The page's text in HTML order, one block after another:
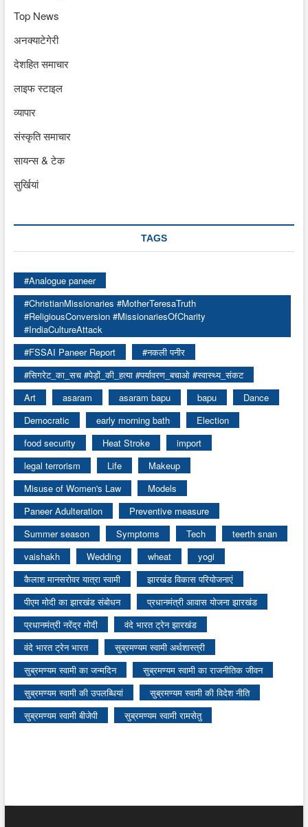
Top News
अनक्याटेगेरी
देशहित समाचार
लाइफ स्टाइल
व्यापार
संस्कृति समाचार
सायन्स & टेक
सुर्खियां
TAGS
#Analogue paneer
#ChristianMissionaries #MotherTeresaTruth
#ReligiousConversion #MissionariesOfCharity
#IndiaCultureAttack
#FSSAI Paneer Report
#नकली पनीर
#सिगरेट_का_सच #पेड़ों_की_हत्या #पर्यावरण_बचाओ #स्वास्थ्य_संकट
Art
asaram asaram bapu bapu
Dance
Democratic
early morning bath
Election
food security
Heat Stroke
import
legal terrorism
Life
Makeup
Misuse of Women's Law
Models
Paneer Adulteration
Preventive measure
Summer season
Symptoms Tech
teerth snan
vaishakh
Wedding wheat
yogi
कैलाश मानसरोवर यात्रा स्वामी
झारखंड विकास परियोजनाएं
पीएम मोदी का झारखंड संबोधन
प्रधानमंत्री आवास योजना झारखंड
प्रधानमंत्री नरेंद्र मोदी
वंदे भारत ट्रेन झारखंड
वंदे भारत ट्रेन भारत
सुब्रमण्यम स्वामी अर्थशास्त्री
सुब्रमण्यम स्वामी का जन्मदिन
सुब्रमण्यम स्वामी का राजनीतिक जीवन
सुब्रमण्यम स्वामी की उपलब्धियां
सुब्रमण्यम स्वामी की विदेश नीति
सुब्रमण्यम स्वामी बीजेपी
सुब्रमण्यम स्वामी रामसेतु